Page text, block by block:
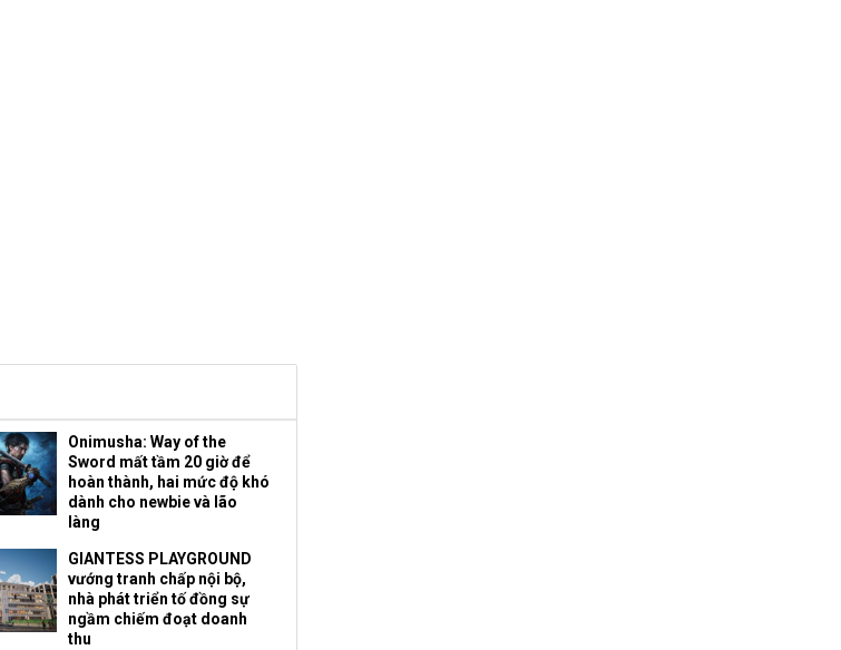
Onimusha: Way of the
Sword mất tầm 20 giờ để
hoàn thành, hai mức độ khó
dành cho newbie và lão
làng
GIANTESS PLAYGROUND
vướng tranh chấp nội bộ,
nhà phát triển tố đồng sự
ngầm chiếm đoạt doanh
thu